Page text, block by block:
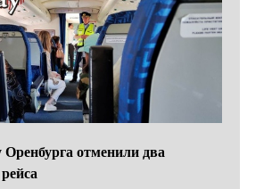
Оренбурга отменили два